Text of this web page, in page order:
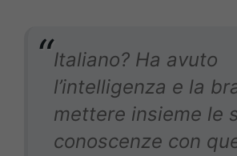
Italiano? Ha avuto
l’intelligenza e la
mettere insieme le
conoscenze con